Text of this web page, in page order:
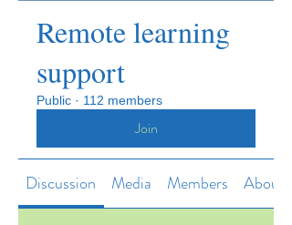
Remote learning
support
Public · 112 members
Join
Discussion Media Members About